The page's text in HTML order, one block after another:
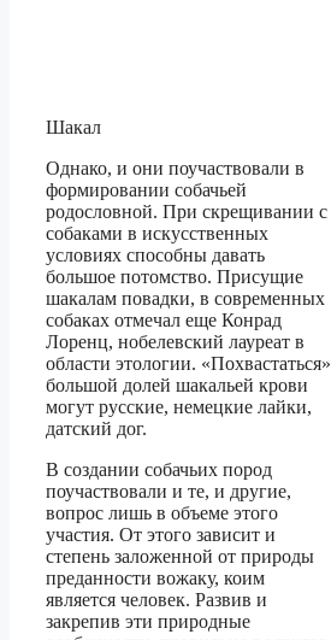
Шакал
Однако, и они поучаствовали в
формировании собачьей
родословной. При скрещивании с
собаками в искусственных
условиях способны давать
большое потомство. Присущие
шакалам повадки, в современных
собаках отмечал еще Конрад
Лоренц, нобелевский лауреат в
области этологии. «Похвастаться»
большой долей шакальей крови
могут русские, немецкие лайки,
датский дог.
В создании собачьих пород
поучаствовали и те, и другие,
вопрос лишь в объеме этого
участия. От этого зависит и
степень заложенной от природы
преданности вожаку, коим
является человек. Развив и
закрепив эти природные